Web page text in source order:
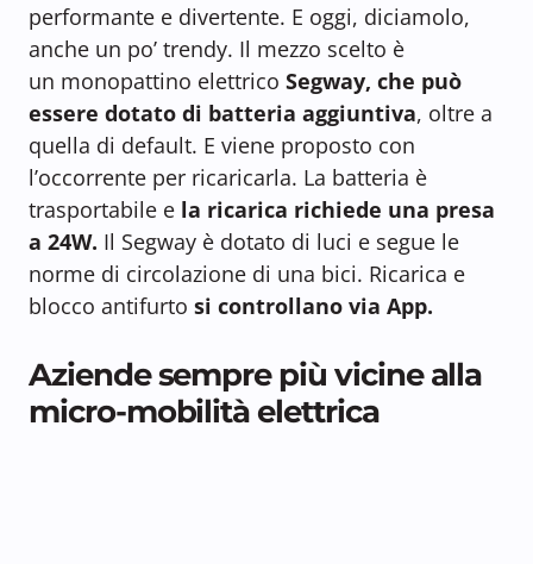
performante e divertente. E oggi, diciamolo,
anche un po’ trendy. Il mezzo scelto è
un monopattino elettrico Segway, che può
essere dotato di batteria aggiuntiva, oltre a
quella di default. E viene proposto con
l’occorrente per ricaricarla. La batteria è
trasportabile e la ricarica richiede una presa
a 24W. Il Segway è dotato di luci e segue le
norme di circolazione di una bici. Ricarica e
blocco antifurto si controllano via App.
Aziende sempre più vicine alla
micro-mobilità elettrica